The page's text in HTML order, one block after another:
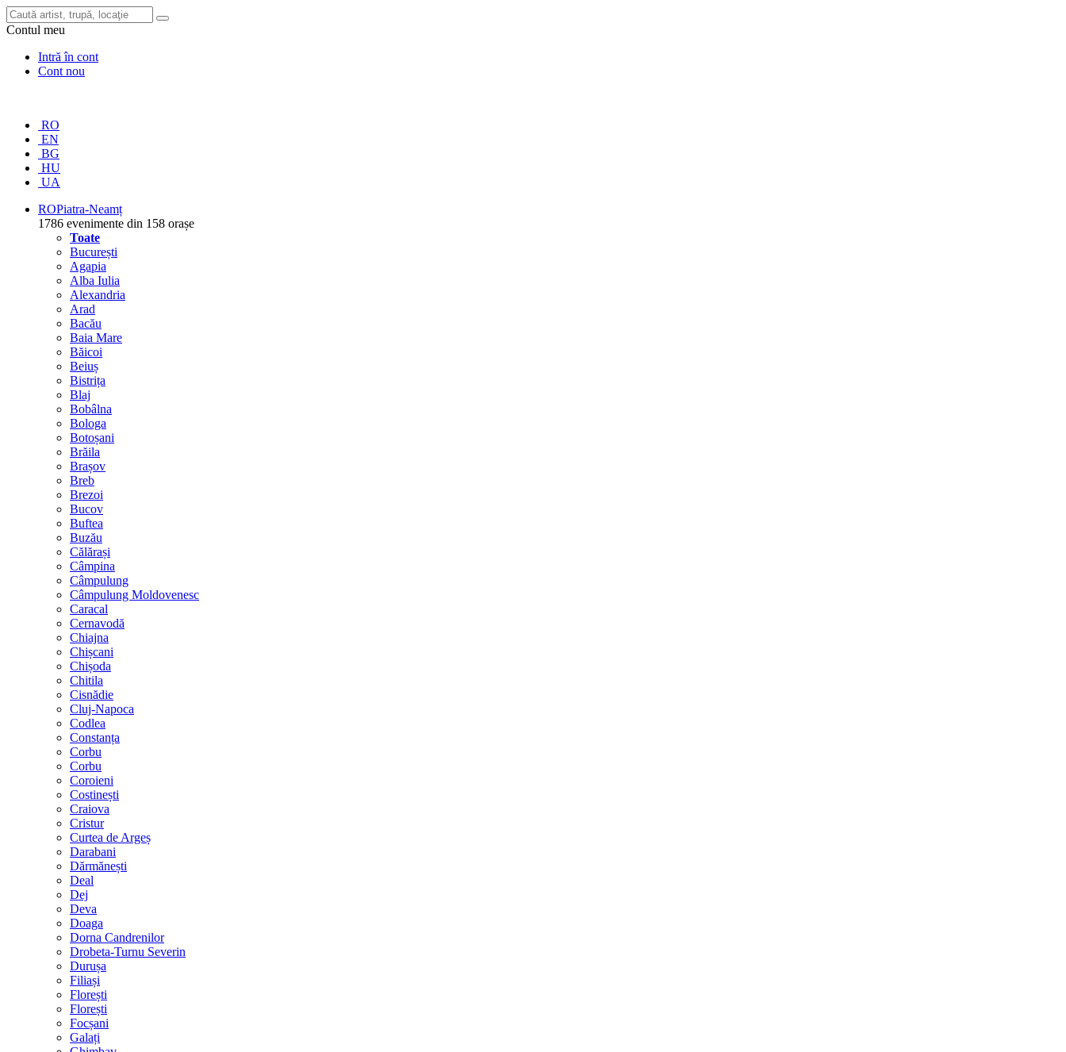
Contul meu
Intră în cont
Cont nou
RO
EN
BG
HU
UA
ROPiatra-Neamț
1786 evenimente din 158 orașe
Toate
București
Agapia
Alba Iulia
Alexandria
Arad
Bacău
Baia Mare
Băicoi
Beiuș
Bistrița
Blaj
Bobâlna
Bologa
Botoșani
Brăila
Brașov
Breb
Brezoi
Bucov
Buftea
Buzău
Călărași
Câmpina
Câmpulung
Câmpulung Moldovenesc
Caracal
Cernavodă
Chiajna
Chișcani
Chișoda
Chitila
Cisnădie
Cluj-Napoca
Codlea
Constanța
Corbu
Corbu
Coroieni
Costinești
Craiova
Cristur
Curtea de Argeș
Darabani
Dărmănești
Deal
Dej
Deva
Doaga
Dorna Candrenilor
Drobeta-Turnu Severin
Durușa
Filiași
Florești
Florești
Focșani
Galați